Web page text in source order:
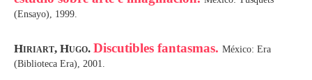
(Ensayo), 1999.
Hiriart, Hugo. Discutibles fantasmas. México: Era
(Biblioteca Era), 2001.